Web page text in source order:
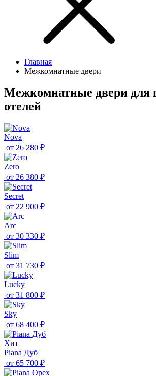
Главная
Межкомнатные двери
Межкомнатные двери для
отелей
Nova
от 26 280 ₽
Zero
от 26 380 ₽
Secret
от 22 900 ₽
Arc
от 30 330 ₽
Slim
от 31 730 ₽
Lucky
от 31 800 ₽
Sky
от 68 400 ₽
Хит
Piana Дуб
от 65 700 ₽